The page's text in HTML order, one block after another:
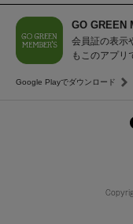
GO GREEN
会員証の表示
もこのアプリ
Google Playでダウンロード